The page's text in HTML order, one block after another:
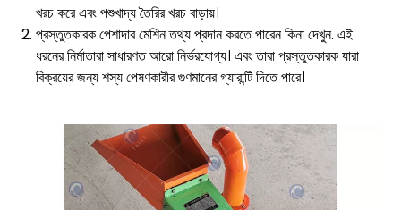
খরচ করে এবং পশুখাদ্য তৈরির খরচ বাড়ায়।
প্রস্তুতকারক পেশাদার মেশিন তথ্য প্রদান করতে পারেন কিনা দেখুন. এই
ধরনের নির্মাতারা সাধারণত আরো নির্ভরযোগ্য। এবং তারা প্রস্তুতকারক যারা
বিক্রয়ের জন্য শস্য পেষণকারীর গুণমানের গ্যারান্টি দিতে পারে।